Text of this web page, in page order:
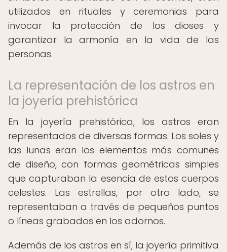
utilizados en rituales y ceremonias para
invocar la protección de los dioses y
garantizar la armonía en la vida de las
personas.
La representación de los astros en
la joyería prehistórica
En la joyería prehistórica, los astros eran
representados de diversas formas. Los soles y
las lunas eran los elementos más comunes
de diseño, con formas geométricas simples
que capturaban la esencia de estos cuerpos
celestes. Las estrellas, por otro lado, se
representaban a través de pequeños puntos
o líneas grabados en los adornos.
Además de los astros en sí, la joyería primitiva